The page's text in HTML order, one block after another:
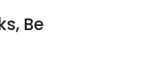
Be